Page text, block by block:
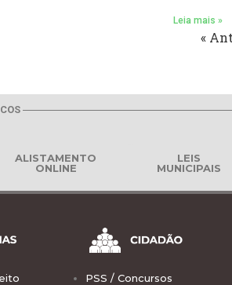
Leia mais »
«
ALISTAMENTO
ONLINE
LEIS
MUNICIPAIS
PSS / Concursos